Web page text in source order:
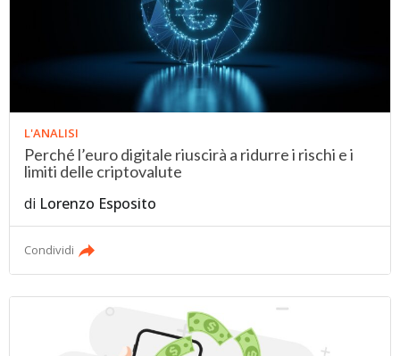
L'ANALISI
Perché l’euro digitale riuscirà a ridurre i rischi e i
limiti delle criptovalute
di Lorenzo Esposito
Condividi